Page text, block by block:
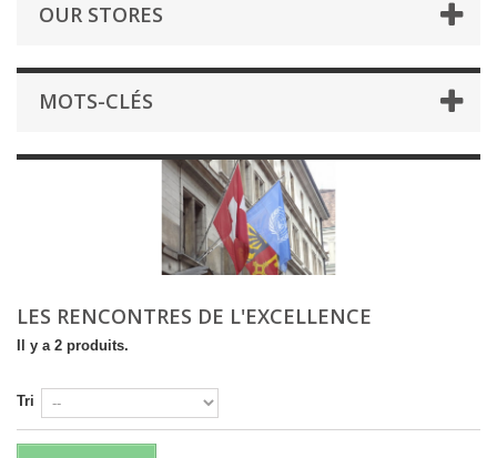
OUR STORES
MOTS-CLÉS
LES RENCONTRES DE L'EXCELLENCE
Il y a 2 produits.
Tri